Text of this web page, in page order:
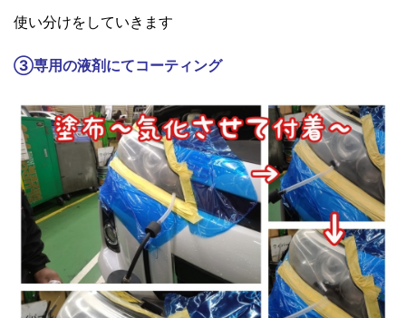
使い分けをしていきます
③専用の液剤にてコーティング